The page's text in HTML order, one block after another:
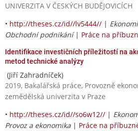
UNIVERZITA V ČESKÝCH BUDĚJOVICÍCH
• http://theses.cz/id//lv5444// |
Obchodní podnikání| Práce na
Identifikace investičních příležitostí na
metod technické analýzy
(Jiří Zahradníček)
2019, Bakalářská práce, Provozně
zemědělská univerzita v Praze
• http://theses.cz/id//so6w12// |
Provoz a ekonomika | Práce na